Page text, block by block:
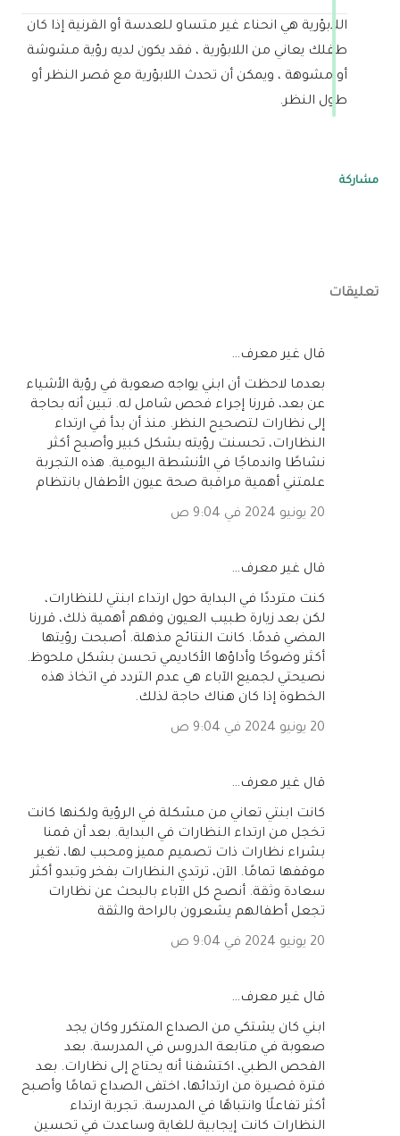
اللابؤرية هي انحناء غير متساو للعدسة أو القرنية إذا كان
طفلك يعاني من اللابؤرية ، فقد يكون لديه رؤية مشوشة
أو مشوهة ، ويمكن أن تحدث اللابؤرية مع قصر النظر أو
طول النظر.
مشاركة
تعليقات
‏قال غير معرف…
بعدما لاحظت أن ابني يواجه صعوبة في رؤية الأشياء
عن بعد، قررنا إجراء فحص شامل له. تبين أنه بحاجة
إلى نظارات لتصحيح النظر. منذ أن بدأ في ارتداء
النظارات، تحسنت رؤيته بشكل كبير وأصبح أكثر
نشاطًا واندماجًا في الأنشطة اليومية. هذه التجربة
علمتني أهمية مراقبة صحة عيون الأطفال بانتظام
20 يونيو 2024 في 9:04 ص
‏قال غير معرف…
كنت مترددًا في البداية حول ارتداء ابنتي للنظارات،
لكن بعد زيارة طبيب العيون وفهم أهمية ذلك، قررنا
المضي قدمًا. كانت النتائج مذهلة. أصبحت رؤيتها
أكثر وضوحًا وأداؤها الأكاديمي تحسن بشكل ملحوظ.
نصيحتي لجميع الآباء هي عدم التردد في اتخاذ هذه
الخطوة إذا كان هناك حاجة لذلك.
20 يونيو 2024 في 9:04 ص
‏قال غير معرف…
كانت ابنتي تعاني من مشكلة في الرؤية ولكنها كانت
تخجل من ارتداء النظارات في البداية. بعد أن قمنا
بشراء نظارات ذات تصميم مميز ومحبب لها، تغير
موقفها تمامًا. الآن، ترتدي النظارات بفخر وتبدو أكثر
سعادة وثقة. أنصح كل الآباء بالبحث عن نظارات
تجعل أطفالهم يشعرون بالراحة والثقة
20 يونيو 2024 في 9:04 ص
‏قال غير معرف…
ابني كان يشتكي من الصداع المتكرر وكان يجد
صعوبة في متابعة الدروس في المدرسة. بعد
الفحص الطبي، اكتشفنا أنه يحتاج إلى نظارات. بعد
فترة قصيرة من ارتدائها، اختفى الصداع تمامًا وأصبح
أكثر تفاعلًا وانتباهًا في المدرسة. تجربة ارتداء
النظارات كانت إيجابية للغاية وساعدت في تحسين